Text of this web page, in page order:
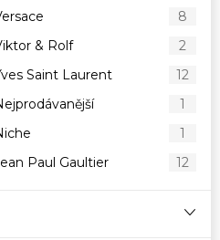
8
& Rolf
2
Saint Laurent
12
1
1
Paul Gaultier
12